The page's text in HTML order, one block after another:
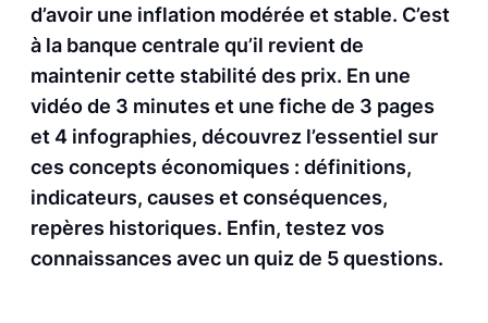
d’avoir une inflation modérée et stable. C’est
à la banque centrale qu’il revient de
maintenir cette stabilité des prix. En une
vidéo de 3 minutes et une fiche de 3 pages
et 4 infographies, découvrez l’essentiel sur
ces concepts économiques : définitions,
indicateurs, causes et conséquences,
repères historiques. Enfin, testez vos
connaissances avec un quiz de 5 questions.